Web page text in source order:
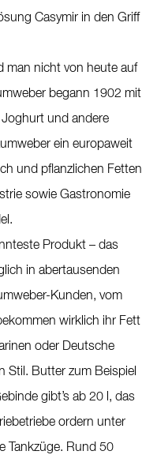
Casymir in den Griff
man nicht von heute auf
begann 1902 mit
und andere
ein europaweit
und pflanzlichen Fetten
sowie Gastronomie
Produkt – das
in abertausenden
Kunden, vom
wirklich ihr Fett
oder Deutsche
Stil. Butter zum Beispiel
gibt’s ab 20 l, das
ordern unter
Tankzüge. Rund 50